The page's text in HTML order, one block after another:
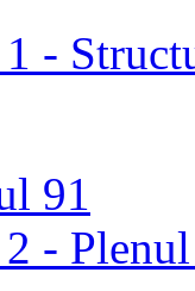
1 -
91
2 -